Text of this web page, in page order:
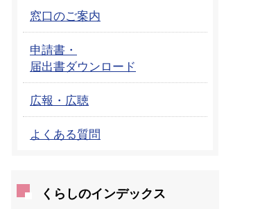
窓口のご案内
申請書・
届出書ダウンロード
広報・広聴
よくある質問
くらしのインデックス